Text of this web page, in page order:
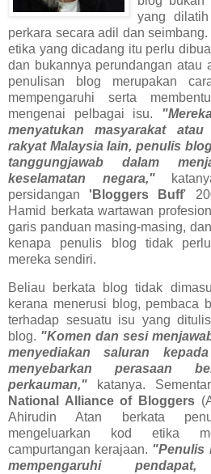
yang
perkara secara adil dan
etika yang dicadang itu perlu
dan bukannya perundangan atau
penulisan blog merupakan
mempengaruhi serta
mengenai pelbagai isu.
menyatukan masyarakat atau
rakyat Malaysia lain, penulis
tanggungjawab dalam
keselamatan negara,"
persidangan 'Bloggers Buff'
Hamid berkata wartawan
garis panduan masing-masing,
kenapa penulis blog tidak
mereka sendiri.
Beliau berkata blog tidak
kerana menerusi blog, pembaca
terhadap sesuatu isu yang
blog. "Komen dan sesi
menyediakan saluran
menyebarkan perasaan
perkauman,"
katanya.
National Alliance of Bloggers
Ahirudin Atan berkata
mengeluarkan kod etika
campurtangan kerajaan. "Penulis
mempengaruhi